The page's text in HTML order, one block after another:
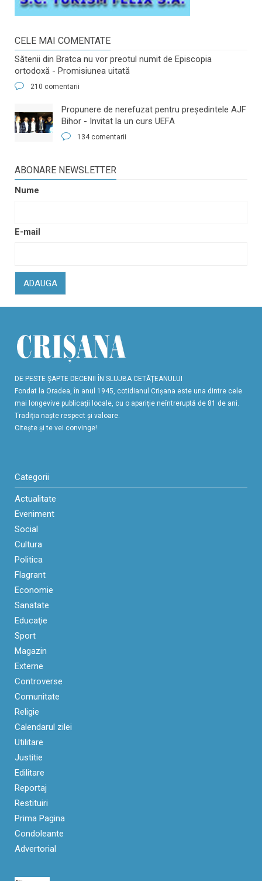
CELE MAI COMENTATE
Sătenii din Bratca nu vor preotul numit de Episcopia
ortodoxă - Promisiunea uitată
210 comentarii
​Propunere de nerefuzat pentru preşedintele AJF
Bihor - Invitat la un curs UEFA
134 comentarii
ABONARE NEWSLETTER
Nume
E-mail
ADAUGA
DE PESTE ŞAPTE DECENII ÎN SLUJBA CETĂŢEANULUI
Fondat la Oradea, în anul 1945, cotidianul Crişana este una dintre cele
mai longevive publicaţii locale, cu o apariţie neîntreruptă de 81 de ani.
Tradiţia naşte respect şi valoare.
Citeşte şi te vei convinge!
Categorii
Actualitate
Eveniment
Social
Cultura
Politica
Flagrant
Economie
Sanatate
Educaţie
Sport
Magazin
Externe
Controverse
Comunitate
Religie
Calendarul zilei
Utilitare
Justitie
Edilitare
Reportaj
Restituiri
Prima Pagina
Condoleante
Advertorial